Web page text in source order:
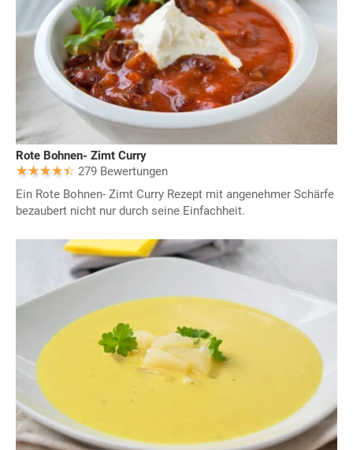
Rote Bohnen- Zimt Curry
279 Bewertungen
Ein Rote Bohnen- Zimt Curry Rezept mit angenehmer Schärfe
bezaubert nicht nur durch seine Einfachheit.